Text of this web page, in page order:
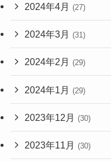
2024年4月 (27)
2024年3月 (31)
2024年2月 (29)
2024年1月 (29)
2023年12月 (30)
2023年11月 (30)